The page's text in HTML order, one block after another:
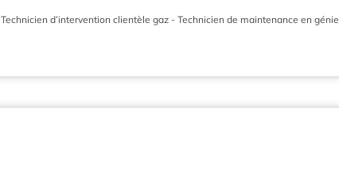
Technicien d’intervention clientèle gaz - Technicien de maintenance en génie